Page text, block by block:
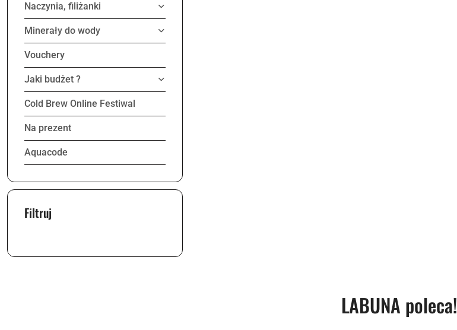
Naczynia, filiżanki
Minerały do wody
Vouchery
Jaki budżet ?
Cold Brew Online Festiwal
Na prezent
Aquacode
Filtruj
Produkty
LABUNA poleca!